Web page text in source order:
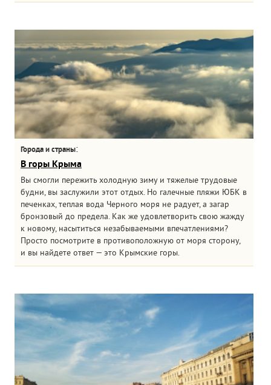
Города и страны:
В горы Крыма
Вы смогли пережить холодную зиму и тяжелые трудовые
будни, вы заслужили этот отдых. Но галечные пляжи ЮБК в
печенках, теплая вода Черного моря не радует, а загар
бронзовый до предела. Как же удовлетворить свою жажду
к новому, насытиться незабываемыми впечатлениями?
Просто посмотрите в противоположную от моря сторону,
и вы найдете ответ — это Крымские горы.